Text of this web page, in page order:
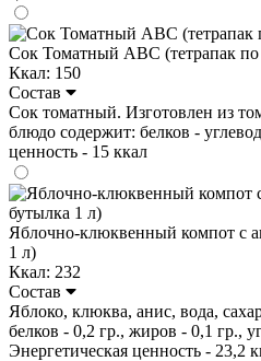
Сок Томатный ABC (тетрапак
Ккал: 150
Состав
Сок томатный. Изготовлен из
блюдо содержит: белков -
ценность - 15 ккал
Яблочно-клюквенный компот с
1 л)
Ккал: 232
Состав
Яблоко, клюква, анис, вода,
белков - 0,2 гр., жиров - 0,1 гр.,
Энергетическая ценность - 23,2